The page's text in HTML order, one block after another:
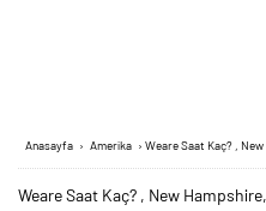
Anasayfa › Amerika › Weare Saat Kaç? ,
Weare Saat Kaç? , New